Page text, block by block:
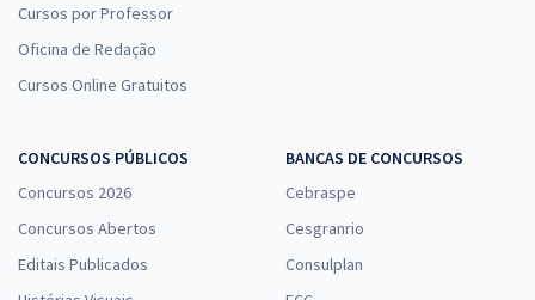
Cursos por Professor
Oficina de Redação
Cursos Online Gratuitos
CONCURSOS PÚBLICOS
Concursos 2026
Concursos Abertos
Editais Publicados
BANCAS DE CONCURSOS
Cebraspe
Cesgranrio
Consulplan